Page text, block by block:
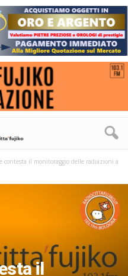
contesta il monitoraggio delle radiazioni a
il